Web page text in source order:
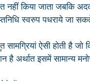
नहीं किया जाता जबकि
स्वरुप पधराये जा
ऐसी होती है जो
है अर्थात इसमें सामान्य